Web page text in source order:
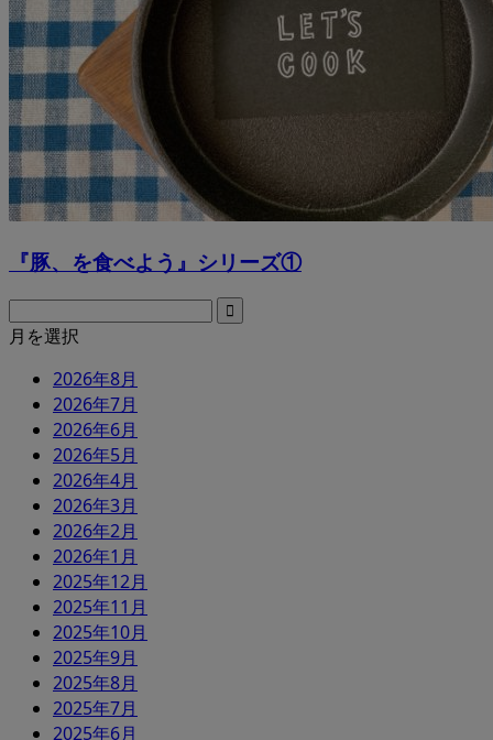
『豚、を食べよう』シリーズ①
月を選択
2026年8月
2026年7月
2026年6月
2026年5月
2026年4月
2026年3月
2026年2月
2026年1月
2025年12月
2025年11月
2025年10月
2025年9月
2025年8月
2025年7月
2025年6月